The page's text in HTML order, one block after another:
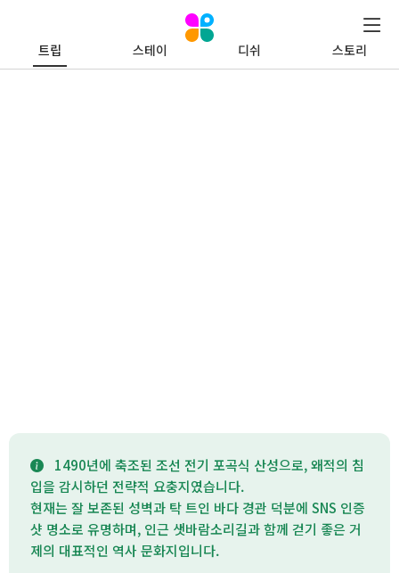
트립 스테이 디쉬 스토리
1490년에 축조된 조선 전기 포곡식 산성으로, 왜적의 침
입을 감시하던 전략적 요충지였습니다.
현재는 잘 보존된 성벽과 탁 트인 바다 경관 덕분에 SNS 인증
샷 명소로 유명하며, 인근 샛바람소리길과 함께 걷기 좋은 거
제의 대표적인 역사 문화지입니다.